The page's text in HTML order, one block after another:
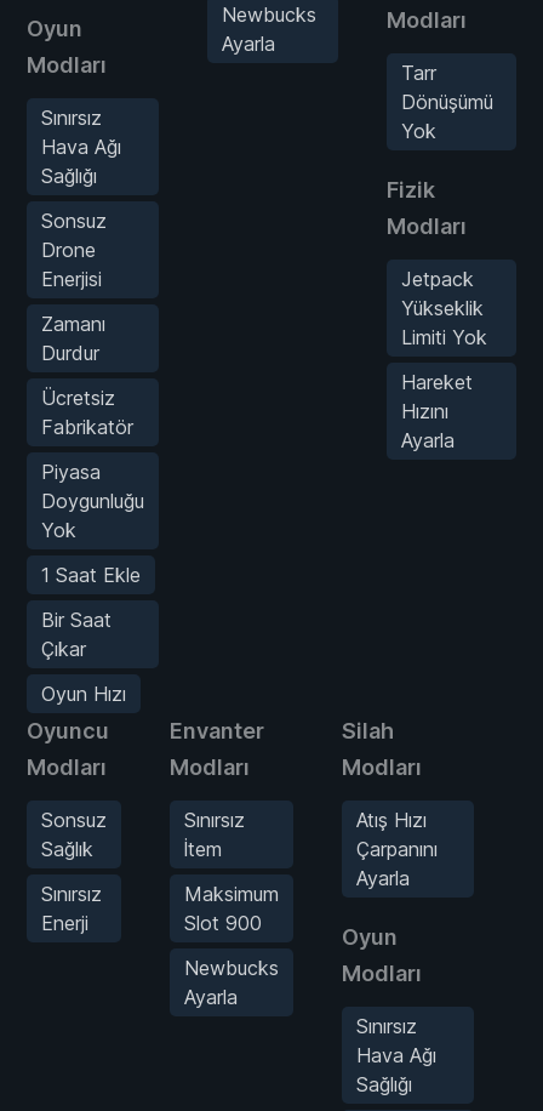
Oyun
Modları
Sınırsız
Hava Ağı
Sağlığı
Sonsuz
Drone
Enerjisi
Zamanı
Durdur
Ücretsiz
Fabrikatör
Piyasa
Doygunluğu
Yok
1 Saat Ekle
Bir Saat
Çıkar
Oyun Hızı
Newbucks
Ayarla
Modları
Tarr
Dönüşümü
Yok
Fizik
Modları
Jetpack
Yükseklik
Limiti Yok
Hareket
Hızını
Ayarla
Oyuncu
Modları
Sonsuz
Sağlık
Sınırsız
Enerji
Envanter
Modları
Sınırsız
İtem
Maksimum
Slot 900
Newbucks
Ayarla
Silah
Modları
Atış Hızı
Çarpanını
Ayarla
Oyun
Modları
Sınırsız
Hava Ağı
Sağlığı